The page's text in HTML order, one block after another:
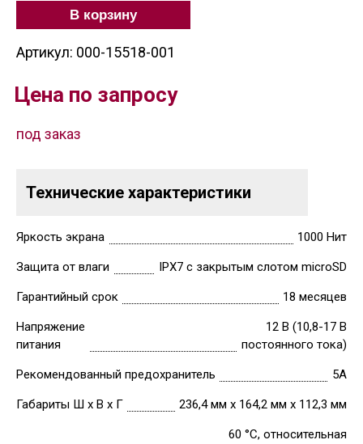
В корзину
Артикул: 000-15518-001
Цена по запросу
под заказ
Технические характеристики
Яркость экрана 1000 Нит
Защита от влаги IPX7 с закрытым слотом microSD
Гарантийный срок 18 месяцев
Напряжение
питания
12 В (10,8-17 В
постоянного тока)
Рекомендованный предохранитель 5А
Габариты Ш х В х Г 236,4 мм х 164,2 мм х 112,3 мм
60 °C, относительная